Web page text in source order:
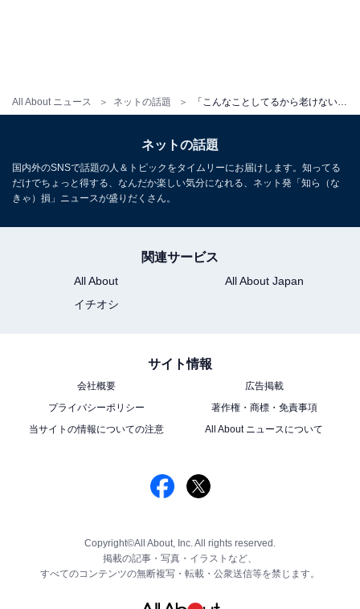
All About ニュース ネットの話題
ネットの話題
国内外のSNSで話題の人＆トピックをタイムリーにお届けします。知ってる
だけでちょっと得する、なんだか楽しい気分になれる、ネット発「知ら（な
きゃ）損」ニュースが盛りだくさん。
関連サービス
All About
All About Japan
イチオシ
サイト情報
会社概要
広告掲載
プライバシーポリシー
著作権・商標・免責事項
当サイトの情報についての注意
All About ニュースについて
Copyright©All About, Inc. All rights reserved.
掲載の記事・写真・イラストなど、
すべてのコンテンツの無断複写・転載・公衆送信等を禁じます。